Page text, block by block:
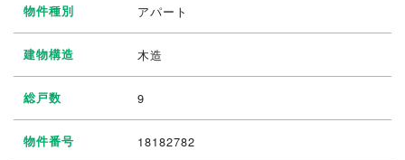
物件種別 アパート
建物構造 木造
総戸数 9
物件番号 18182782